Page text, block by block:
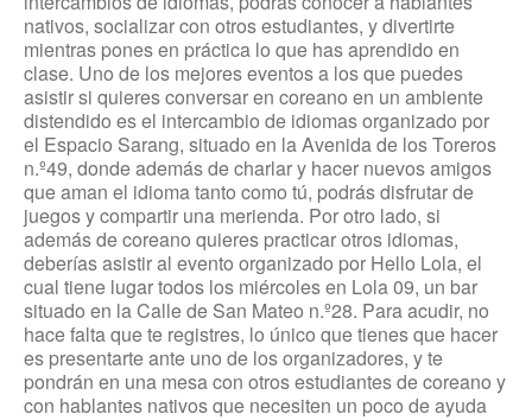
nativos, socializar con otros estudiantes, y divertirte
mientras pones en práctica lo que has aprendido en
clase. Uno de los mejores eventos a los que puedes
asistir si quieres conversar en coreano en un ambiente
distendido es el intercambio de idiomas organizado por
el Espacio Sarang, situado en la Avenida de los Toreros
n.º49, donde además de charlar y hacer nuevos amigos
que aman el idioma tanto como tú, podrás disfrutar de
juegos y compartir una merienda. Por otro lado, si
además de coreano quieres practicar otros idiomas,
deberías asistir al evento organizado por Hello Lola, el
cual tiene lugar todos los miércoles en Lola 09, un bar
situado en la Calle de San Mateo n.º28. Para acudir, no
hace falta que te registres, lo único que tienes que hacer
es presentarte ante uno de los organizadores, y te
pondrán en una mesa con otros estudiantes de coreano y
con hablantes nativos que necesiten un poco de ayuda